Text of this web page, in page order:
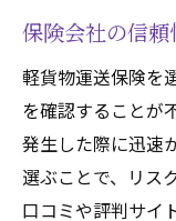
保険会社の信
軽貨物運送保険を
を確認することが
発生した際に迅速
選ぶことで、リス
口コミや評判サイ